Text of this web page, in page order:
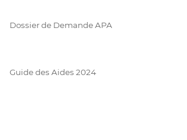
Dossier de Demande APA
Guide des Aides 2024